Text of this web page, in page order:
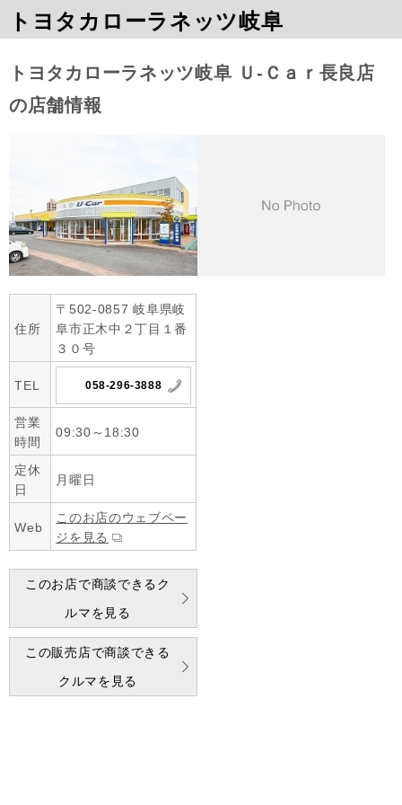
トヨタカローラネッツ岐阜
トヨタカローラネッツ岐阜 Ｕ‐Ｃａｒ長良店
の店舗情報
住所
〒502-0857 岐阜県岐
阜市正木中２丁目１番
３０号
TEL 058-296-3888
営業
時間
09:30～18:30
定休
日
月曜日
Web
このお店のウェブペー
ジを見る
このお店で商談できるク
ルマを見る
この販売店で商談できる
クルマを見る